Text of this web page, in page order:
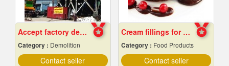
Accept factory demolition
Category : Demolition
Contact seller
Cream fillings for bread
Category : Food Products
Contact seller